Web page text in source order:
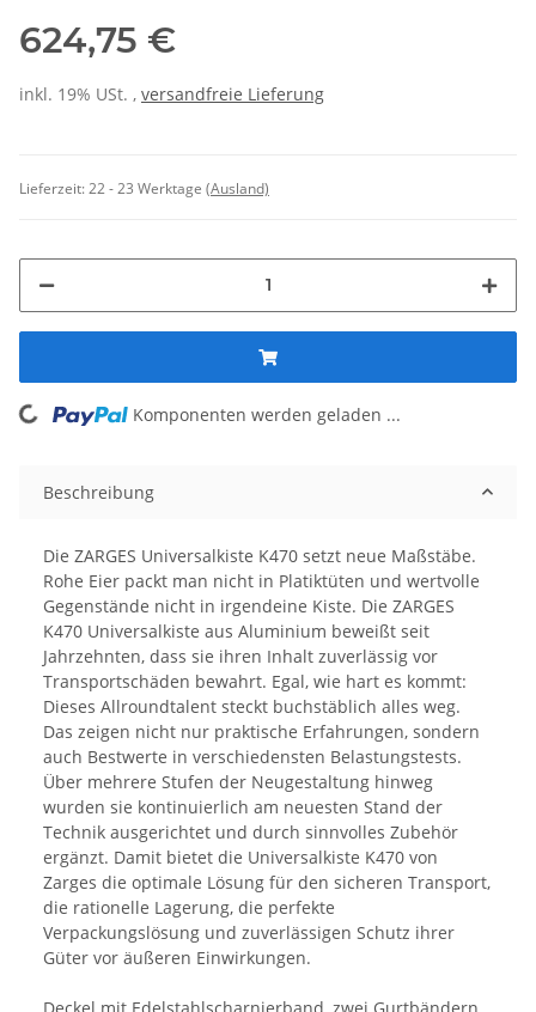
624,75 €
inkl. 19% USt. , versandfreie Lieferung
Lieferzeit:22 - 23 Werktage (Ausland)
Komponenten werden geladen ...
Beschreibung
Die ZARGES Universalkiste K470 setzt neue Maßstäbe.
Rohe Eier packt man nicht in Platiktüten und wertvolle
Gegenstände nicht in irgendeine Kiste. Die ZARGES
K470 Universalkiste aus Aluminium beweißt seit
Jahrzehnten, dass sie ihren Inhalt zuverlässig vor
Transportschäden bewahrt. Egal, wie hart es kommt:
Dieses Allroundtalent steckt buchstäblich alles weg.
Das zeigen nicht nur praktische Erfahrungen, sondern
auch Bestwerte in verschiedensten Belastungstests.
Über mehrere Stufen der Neugestaltung hinweg
wurden sie kontinuierlich am neuesten Stand der
Technik ausgerichtet und durch sinnvolles Zubehör
ergänzt. Damit bietet die Universalkiste K470 von
Zarges die optimale Lösung für den sicheren Transport,
die rationelle Lagerung, die perfekte
Verpackungslösung und zuverlässigen Schutz ihrer
Güter vor äußeren Einwirkungen.